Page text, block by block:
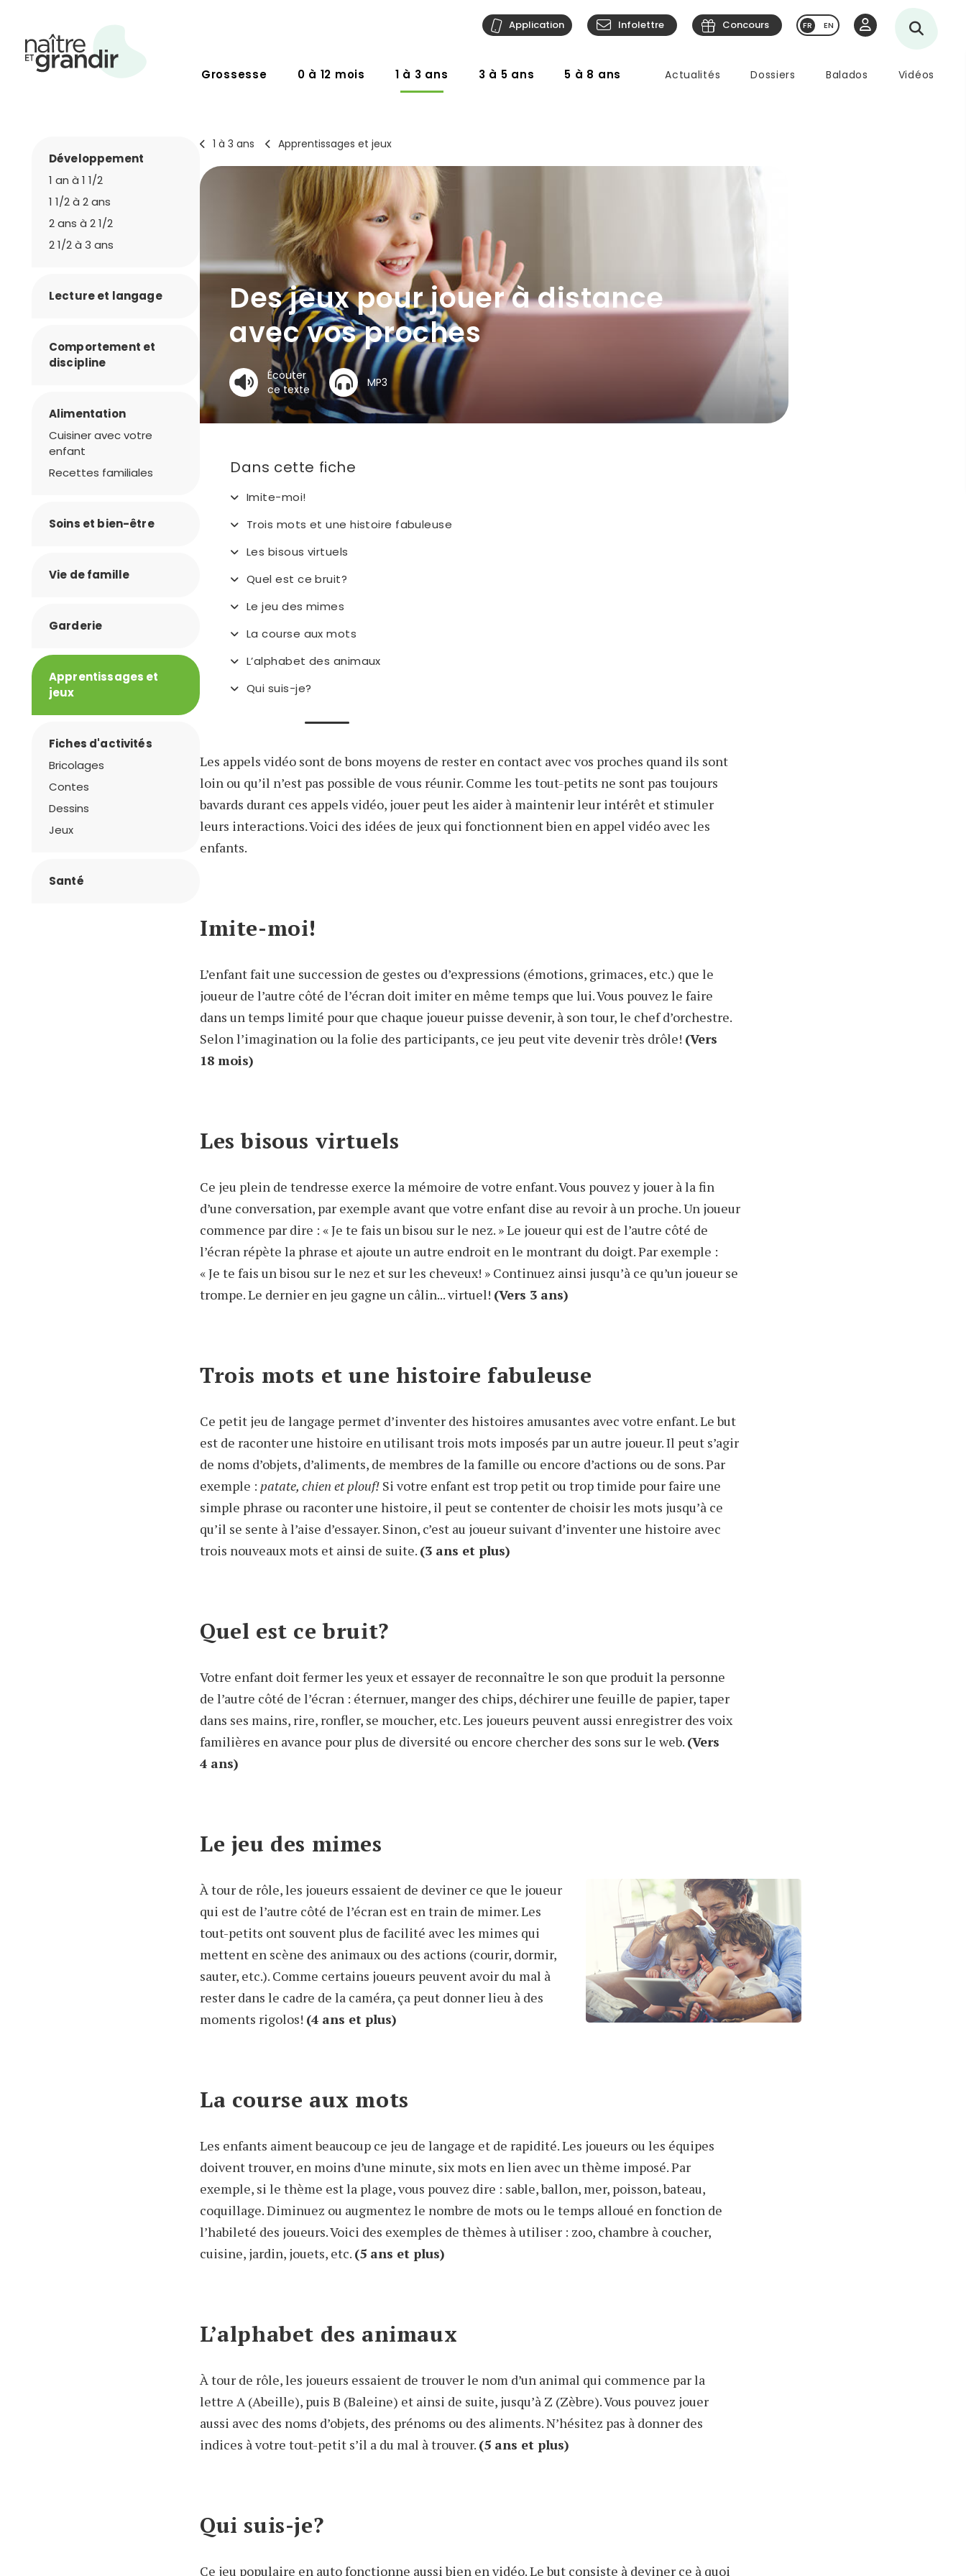
Grossesse 0 à 12 mois 1 à 3 ans 3 à 5 ans 5 à 8 ans Actualités Dossiers Balados Vidéos
Application Infolettre Concours EN
1 à 3 ans Apprentissages et jeux
Des jeux pour jouer à distance
avec vos proches
Écouter
ce texte
MP3
Dans cette fiche
Imite-moi!
Trois mots et une histoire fabuleuse
Les bisous virtuels
Quel est ce bruit?
Le jeu des mimes
La course aux mots
L’alphabet des animaux
Qui suis-je?
Les appels vidéo sont de bons moyens de rester en contact avec vos proches quand ils sont
loin ou qu’il n’est pas possible de vous réunir. Comme les tout-petits ne sont pas toujours
bavards durant ces appels vidéo, jouer peut les aider à maintenir leur intérêt et stimuler
leurs interactions. Voici des idées de jeux qui fonctionnent bien en appel vidéo avec les
enfants.
Imite-moi!
L’enfant fait une succession de gestes ou d’expressions (émotions, grimaces, etc.) que le
joueur de l’autre côté de l’écran doit imiter en même temps que lui. Vous pouvez le faire
dans un temps limité pour que chaque joueur puisse devenir, à son tour, le chef d’orchestre.
Selon l’imagination ou la folie des participants, ce jeu peut vite devenir très drôle! (Vers
18 mois)
Les bisous virtuels
Ce jeu plein de tendresse exerce la mémoire de votre enfant. Vous pouvez y jouer à la fin
d’une conversation, par exemple avant que votre enfant dise au revoir à un proche. Un joueur
commence par dire : « Je te fais un bisou sur le nez. » Le joueur qui est de l’autre côté de
l’écran répète la phrase et ajoute un autre endroit en le montrant du doigt. Par exemple :
« Je te fais un bisou sur le nez et sur les cheveux! » Continuez ainsi jusqu’à ce qu’un joueur se
trompe. Le dernier en jeu gagne un câlin... virtuel! (Vers 3 ans)
Trois mots et une histoire fabuleuse
Ce petit jeu de langage permet d’inventer des histoires amusantes avec votre enfant. Le but
est de raconter une histoire en utilisant trois mots imposés par un autre joueur. Il peut s’agir
de noms d’objets, d’aliments, de membres de la famille ou encore d’actions ou de sons. Par
exemple : patate, chien et plouf! Si votre enfant est trop petit ou trop timide pour faire une
simple phrase ou raconter une histoire, il peut se contenter de choisir les mots jusqu’à ce
qu’il se sente à l’aise d’essayer. Sinon, c’est au joueur suivant d’inventer une histoire avec
trois nouveaux mots et ainsi de suite. (3 ans et plus)
Quel est ce bruit?
Votre enfant doit fermer les yeux et essayer de reconnaître le son que produit la personne
de l’autre côté de l’écran : éternuer, manger des chips, déchirer une feuille de papier, taper
dans ses mains, rire, ronfler, se moucher, etc. Les joueurs peuvent aussi enregistrer des voix
familières en avance pour plus de diversité ou encore chercher des sons sur le web. (Vers
4 ans)
Le jeu des mimes
À tour de rôle, les joueurs essaient de deviner ce que le joueur
qui est de l’autre côté de l’écran est en train de mimer. Les
tout-petits ont souvent plus de facilité avec les mimes qui
mettent en scène des animaux ou des actions (courir, dormir,
sauter, etc.). Comme certains joueurs peuvent avoir du mal à
rester dans le cadre de la caméra, ça peut donner lieu à des
moments rigolos! (4 ans et plus)
La course aux mots
Les enfants aiment beaucoup ce jeu de langage et de rapidité. Les joueurs ou les équipes
doivent trouver, en moins d’une minute, six mots en lien avec un thème imposé. Par
exemple, si le thème est la plage, vous pouvez dire : sable, ballon, mer, poisson, bateau,
coquillage. Diminuez ou augmentez le nombre de mots ou le temps alloué en fonction de
l’habileté des joueurs. Voici des exemples de thèmes à utiliser : zoo, chambre à coucher,
cuisine, jardin, jouets, etc. (5 ans et plus)
L’alphabet des animaux
À tour de rôle, les joueurs essaient de trouver le nom d’un animal qui commence par la
lettre A (Abeille), puis B (Baleine) et ainsi de suite, jusqu’à Z (Zèbre). Vous pouvez jouer
aussi avec des noms d’objets, des prénoms ou des aliments. N’hésitez pas à donner des
indices à votre tout-petit s’il a du mal à trouver. (5 ans et plus)
Qui suis-je?
Ce jeu populaire en auto fonctionne aussi bien en vidéo. Le but consiste à deviner ce à quoi
Développement
1 an à 1 1/2
1 1/2 à 2 ans
2 ans à 2 1/2
2 1/2 à 3 ans
Lecture et langage
Comportement et
discipline
Alimentation
Cuisiner avec votre
enfant
Recettes familiales
Soins et bien-être
Vie de famille
Garderie
Apprentissages et
jeux
Fiches d'activités
Bricolages
Contes
Dessins
Jeux
Santé